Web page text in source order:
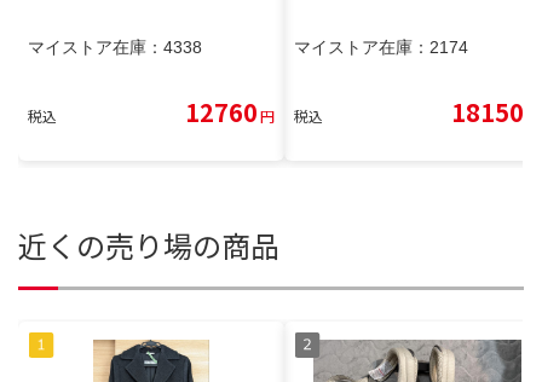
マイストア在庫： 4338
税込 12760円
マイストア在庫： 2174
税込 18150
近くの売り場の商品